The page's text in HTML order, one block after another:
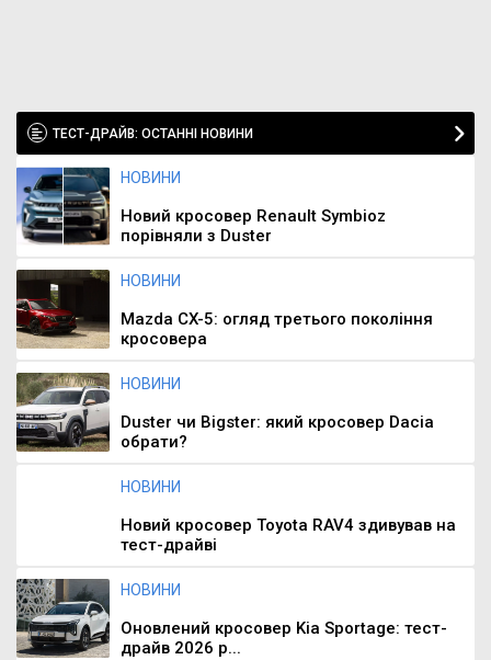
ТЕСТ-ДРАЙВ: ОСТАННІ НОВИНИ
НОВИНИ
Новий кросовер Renault Symbioz
порівняли з Duster
НОВИНИ
Mazda CX-5: огляд третього покоління
кросовера
НОВИНИ
Duster чи Bigster: який кросовер Dacia
обрати?
НОВИНИ
Новий кросовер Toyota RAV4 здивував на
тест-драйві
НОВИНИ
Оновлений кросовер Kia Sportage: тест-
драйв 2026 р...